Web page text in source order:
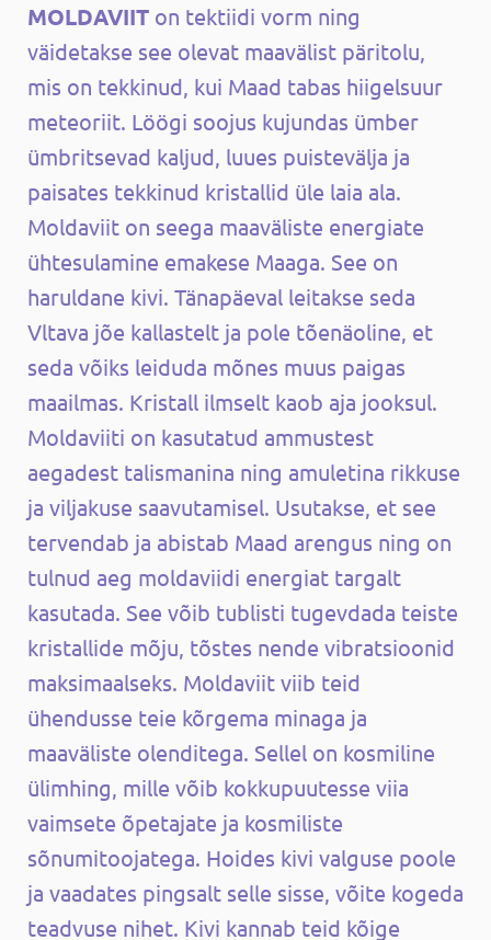
MOLDAVIIT on tektiidi vorm ning
väidetakse see olevat maavälist päritolu,
mis on tekkinud, kui Maad tabas hiigelsuur
meteoriit. Löögi soojus kujundas ümber
ümbritsevad kaljud, luues puistevälja ja
paisates tekkinud kristallid üle laia ala.
Moldaviit on seega maaväliste energiate
ühtesulamine emakese Maaga. See on
haruldane kivi. Tänapäeval leitakse seda
Vltava jõe kallastelt ja pole tõenäoline, et
seda võiks leiduda mõnes muus paigas
maailmas. Kristall ilmselt kaob aja jooksul.
Moldaviiti on kasutatud ammustest
aegadest talismanina ning amuletina rikkuse
ja viljakuse saavutamisel. Usutakse, et see
tervendab ja abistab Maad arengus ning on
tulnud aeg moldaviidi energiat targalt
kasutada. See võib tublisti tugevdada teiste
kristallide mõju, tõstes nende vibratsioonid
maksimaalseks. Moldaviit viib teid
ühendusse teie kõrgema minaga ja
maaväliste olenditega. Sellel on kosmiline
ülimhing, mille võib kokkupuutesse viia
vaimsete õpetajate ja kosmiliste
sõnumitoojatega. Hoides kivi valguse poole
ja vaadates pingsalt selle sisse, võite kogeda
teadvuse nihet. Kivi kannab teid kõige